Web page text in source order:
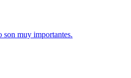
son muy importantes.